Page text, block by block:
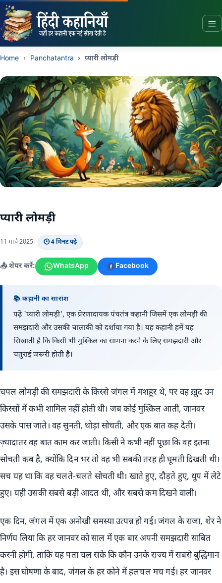
Home Panchatantra प्यारी लोमड़ी
प्यारी लोमड़ी
11 मार्च 2025 🕑 4 मिनट पढ़ें
📤 शेयर करें: WhatsApp Facebook
📚 कहानी का सारांश
पढ़ें 'प्यारी लोमड़ी', एक प्रेरणादायक पंचतंत्र कहानी जिसमें एक लोमड़ी की
समझदारी और उसकी चालाकी को दर्शाया गया है। यह कहानी हमें यह
सिखाती है कि किसी भी मुश्किल का सामना करने के लिए समझदारी और
चतुराई जरूरी होती है।
चपल लोमड़ी की समझदारी के किस्से जंगल में मशहूर थे, पर वह ख़ुद उन
किस्सों में कभी शामिल नहीं होती थी। जब कोई मुश्किल आती, जानवर
उसके पास जाते। वह सुनती, थोड़ा सोचती, और एक बात कह देती।
ज़्यादातर वह बात काम कर जाती। किसी ने कभी नहीं पूछा कि वह इतना
सोचती कब है, क्योंकि दिन भर तो वह भी सबकी तरह ही घूमती दिखती थी।
सच यह था कि वह चलते-चलते सोचती थी। खाते हुए, दौड़ते हुए, धूप में लेटे
हुए। यही उसकी सबसे बड़ी आदत थी, और सबसे कम दिखने वाली।
एक दिन, जंगल में एक अनोखी समस्या उत्पन्न हो गई। जंगल के राजा, शेर ने
निर्णय लिया कि हर जानवर को साल में एक बार अपनी समझदारी साबित
करनी होगी, ताकि यह पता चल सके कि कौन उनके राज्य में सबसे बुद्धिमान
है। इस घोषणा के बाद, जंगल के हर कोने में हलचल मच गई। हर जानवर